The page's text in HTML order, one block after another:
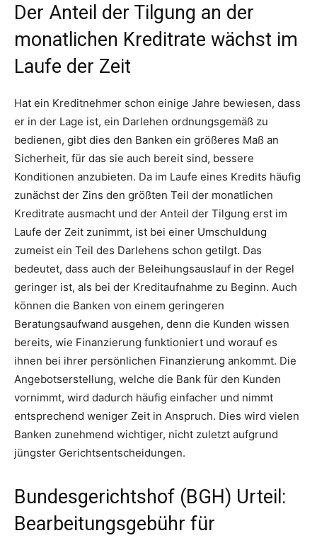
Der Anteil der Tilgung an der
monatlichen Kreditrate wächst im
Laufe der Zeit
Hat ein Kreditnehmer schon einige Jahre bewiesen, dass
er in der Lage ist, ein Darlehen ordnungsgemäß zu
bedienen, gibt dies den Banken ein größeres Maß an
Sicherheit, für das sie auch bereit sind, bessere
Konditionen anzubieten. Da im Laufe eines Kredits häufig
zunächst der Zins den größten Teil der monatlichen
Kreditrate ausmacht und der Anteil der Tilgung erst im
Laufe der Zeit zunimmt, ist bei einer Umschuldung
zumeist ein Teil des Darlehens schon getilgt. Das
bedeutet, dass auch der Beleihungsauslauf in der Regel
geringer ist, als bei der Kreditaufnahme zu Beginn. Auch
können die Banken von einem geringeren
Beratungsaufwand ausgehen, denn die Kunden wissen
bereits, wie Finanzierung funktioniert und worauf es
ihnen bei ihrer persönlichen Finanzierung ankommt. Die
Angebotserstellung, welche die Bank für den Kunden
vornimmt, wird dadurch häufig einfacher und nimmt
entsprechend weniger Zeit in Anspruch. Dies wird vielen
Banken zunehmend wichtiger, nicht zuletzt aufgrund
jüngster Gerichtsentscheidungen.
Bundesgerichtshof (BGH) Urteil:
Bearbeitungsgebühr für